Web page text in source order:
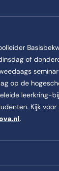
of
op de
leerkring-
Kijk
.